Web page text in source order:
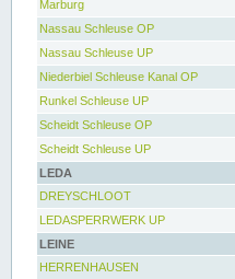
Marburg
Nassau Schleuse OP
Nassau Schleuse UP
Niederbiel Schleuse Kanal OP
Runkel Schleuse UP
Scheidt Schleuse OP
Scheidt Schleuse UP
LEDA
DREYSCHLOOT
LEDASPERRWERK UP
LEINE
HERRENHAUSEN